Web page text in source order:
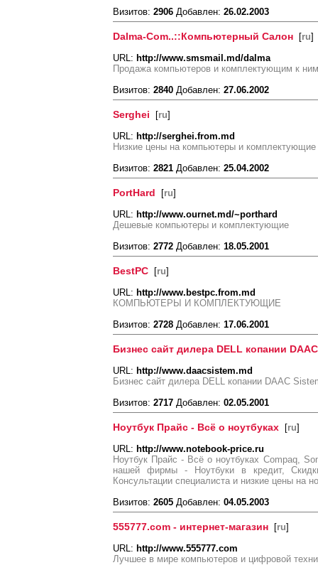
Визитов: 2906 Добавлен: 26.02.2003
Dalma-Com..::Компьютерный Салон [ru]
URL: http://www.smsmail.md/dalma
Продажа компьютеров и комплектующим к
Визитов: 2840 Добавлен: 27.06.2002
Serghei [ru]
URL: http://serghei.from.md
Низкие цены на компьютеры и
Визитов: 2821 Добавлен: 25.04.2002
PortHard [ru]
URL: http://www.ournet.md/~porthard
Дешевые компьютеры и комплектующие
Визитов: 2772 Добавлен: 18.05.2001
BestPC [ru]
URL: http://www.bestpc.from.md
КОМПЬЮТЕРЫ И КОМПЛЕКТУЮЩИЕ
Визитов: 2728 Добавлен: 17.06.2001
Бизнес сайт дилера DELL копании
URL: http://www.daacsistem.md
Бизнес сайт дилера DELL копании DAAC
Визитов: 2717 Добавлен: 02.05.2001
Ноутбук Прайс - Всё о ноутбуках [ru]
URL: http://www.notebook-price.ru
Ноутбук Прайс - Всё о ноутбуках Compaq,
нашей фирмы - Ноутбуки в кредит,
Консультации специалиста и низкие цены на
Визитов: 2605 Добавлен: 04.05.2003
555777.com - интернет-магазин [ru]
URL: http://www.555777.com
Лучшее в мире компьютеров и цифровой